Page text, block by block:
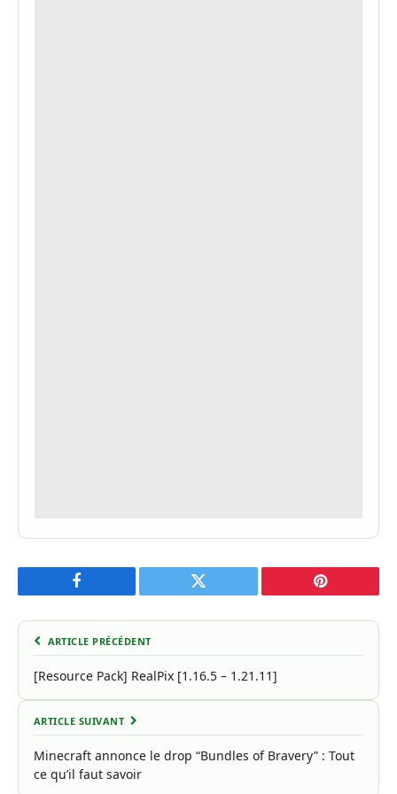
Facebook Twitter Pinterest
ARTICLE PRÉCÉDENT
[Resource Pack] RealPix [1.16.5 – 1.21.11]
ARTICLE SUIVANT
Minecraft annonce le drop “Bundles of Bravery” : Tout
ce qu’il faut savoir